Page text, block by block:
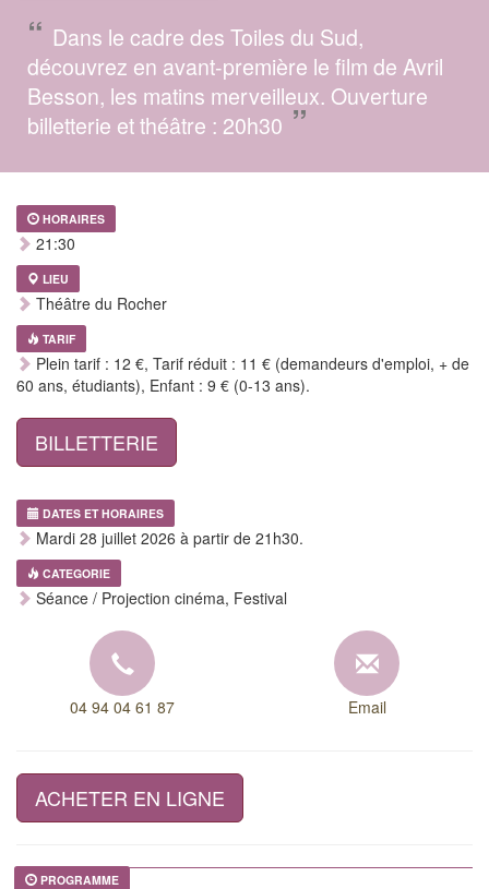
“ Dans le cadre des Toiles du Sud,
découvrez en avant-première le film de Avril
Besson, les matins merveilleux. Ouverture
billetterie et théâtre : 20h30”
HORAIRES
21:30
LIEU
Théâtre du Rocher
TARIF
Plein tarif : 12 €, Tarif réduit : 11 € (demandeurs d'emploi, + de
60 ans, étudiants), Enfant : 9 € (0-13 ans).
BILLETTERIE
DATES ET HORAIRES
Mardi 28 juillet 2026 à partir de 21h30.
CATEGORIE
Séance / Projection cinéma, Festival
04 94 04 61 87 Email
ACHETER EN LIGNE
PROGRAMME